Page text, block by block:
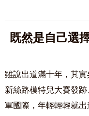
既然是自己選
雖說出道滿十年，其
新絲路模特兒大賽發
軍國際，年輕輕輕就